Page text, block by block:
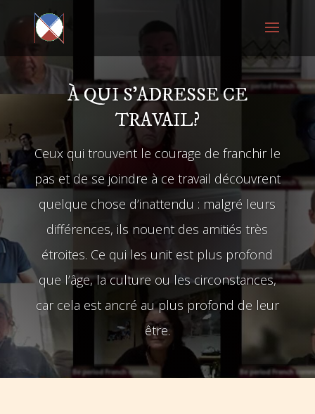
À QUI S'ADRESSE CE
TRAVAIL?
Ceux qui trouvent le courage de franchir le
pas et de se joindre à ce travail découvrent
quelque chose d’inattendu : malgré leurs
différences, ils nouent des amitiés très
étroites. Ce qui les unit est plus profond
que l’âge, la culture ou les circonstances,
car cela est ancré au plus profond de leur
être.